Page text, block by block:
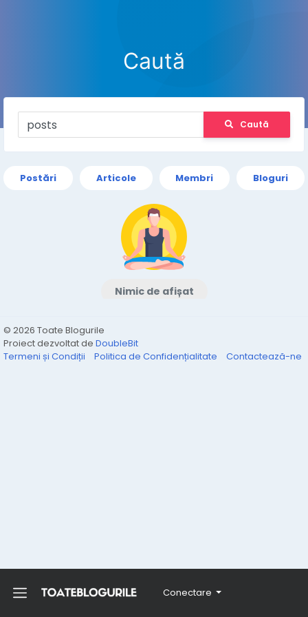
Conectare
Caută
Caută
Postări Articole Membri Bloguri
Nimic de afișat
© 2026 Toate Blogurile
Proiect dezvoltat de DoubleBit
Termeni și Condiții
Politica de Confidențialitate Contactează-ne